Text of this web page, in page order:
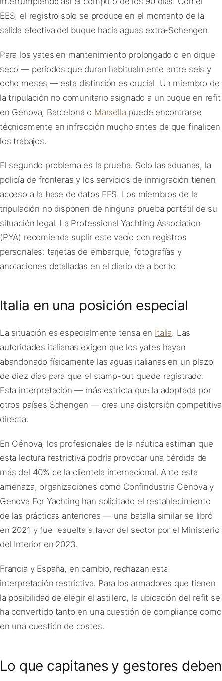
EES, el registro solo se produce en el momento de la
salida efectiva del buque hacia aguas extra-Schengen.
Para los yates en mantenimiento prolongado o en dique
seco — períodos que duran habitualmente entre seis y
ocho meses — esta distinción es crucial. Un miembro de
la tripulación no comunitario asignado a un buque en refit
en Génova, Barcelona o Marsella puede encontrarse
técnicamente en infracción mucho antes de que finalicen
los trabajos.
El segundo problema es la prueba. Solo las aduanas, la
policía de fronteras y los servicios de inmigración tienen
acceso a la base de datos EES. Los miembros de la
tripulación no disponen de ninguna prueba portátil de su
situación legal. La Professional Yachting Association
(PYA) recomienda suplir este vacío con registros
personales: tarjetas de embarque, fotografías y
anotaciones detalladas en el diario de a bordo.
Italia en una posición especial
La situación es especialmente tensa en Italia. Las
autoridades italianas exigen que los yates hayan
abandonado físicamente las aguas italianas en un plazo
de diez días para que el stamp-out quede registrado.
Esta interpretación — más estricta que la adoptada por
otros países Schengen — crea una distorsión competitiva
directa.
En Génova, los profesionales de la náutica estiman que
esta lectura restrictiva podría provocar una pérdida de
más del 40% de la clientela internacional. Ante esta
amenaza, organizaciones como Confindustria Genova y
Genova For Yachting han solicitado el restablecimiento
de las prácticas anteriores — una batalla similar se libró
en 2021 y fue resuelta a favor del sector por el Ministerio
del Interior en 2023.
Francia y España, en cambio, rechazan esta
interpretación restrictiva. Para los armadores que tienen
la posibilidad de elegir el astillero, la ubicación del refit se
ha convertido tanto en una cuestión de compliance como
en una cuestión de costes.
Lo que capitanes y gestores deben